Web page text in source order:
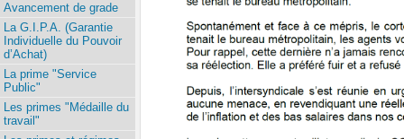
Avancement de grade
La G.I.P.A. (Garantie
Individuelle du Pouvoir
d’Achat)
La prime "Service
Public"
Les primes "Médaille du
travail"